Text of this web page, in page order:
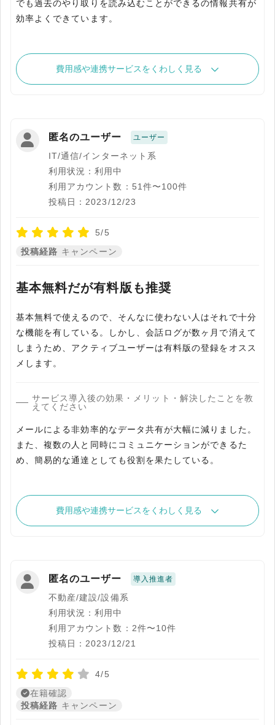
でも過去のやり取りを読み込むことができるの情報共有が
効率よくできています。
費用感や連携サービスをくわしく見る
匿名のユーザー ユーザー
IT/通信/インターネット系
利用状況：利用中
利用アカウント数：51件〜100件
投稿日：2023/12/23
5/5
投稿経路 キャンペーン
基本無料だが有料版も推奨
基本無料で使えるので、そんなに使わない人はそれで十分
な機能を有している。しかし、会話ログが数ヶ月で消えて
しまうため、アクティブユーザーは有料版の登録をオスス
メします。
サービス導入後の効果・メリット・解決したことを教
えてください
メールによる非効率的なデータ共有が大幅に減りました。
また、複数の人と同時にコミュニケーションができるた
め、簡易的な通達としても役割を果たしている。
費用感や連携サービスをくわしく見る
匿名のユーザー 導入推進者
不動産/建設/設備系
利用状況：利用中
利用アカウント数：2件〜10件
投稿日：2023/12/21
4/5
在籍確認
投稿経路 キャンペーン